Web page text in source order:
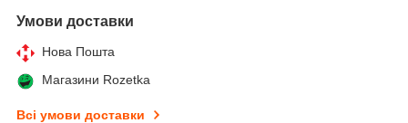
Умови доставки
Нова Пошта
Магазини Rozetka
Всі умови доставки